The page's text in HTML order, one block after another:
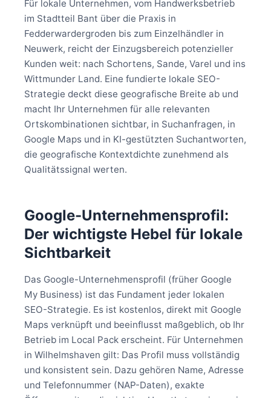
Für lokale Unternehmen, vom Handwerksbetrieb
im Stadtteil Bant über die Praxis in
Fedderwardergroden bis zum Einzelhändler in
Neuwerk, reicht der Einzugsbereich potenzieller
Kunden weit: nach Schortens, Sande, Varel und ins
Wittmunder Land. Eine fundierte lokale SEO-
Strategie deckt diese geografische Breite ab und
macht Ihr Unternehmen für alle relevanten
Ortskombinationen sichtbar, in Suchanfragen, in
Google Maps und in KI-gestützten Suchantworten,
die geografische Kontextdichte zunehmend als
Qualitätssignal werten.
Google-Unternehmensprofil:
Der wichtigste Hebel für lokale
Sichtbarkeit
Das Google-Unternehmensprofil (früher Google
My Business) ist das Fundament jeder lokalen
SEO-Strategie. Es ist kostenlos, direkt mit Google
Maps verknüpft und beeinflusst maßgeblich, ob Ihr
Betrieb im Local Pack erscheint. Für Unternehmen
in Wilhelmshaven gilt: Das Profil muss vollständig
und konsistent sein. Dazu gehören Name, Adresse
und Telefonnummer (NAP-Daten), exakte